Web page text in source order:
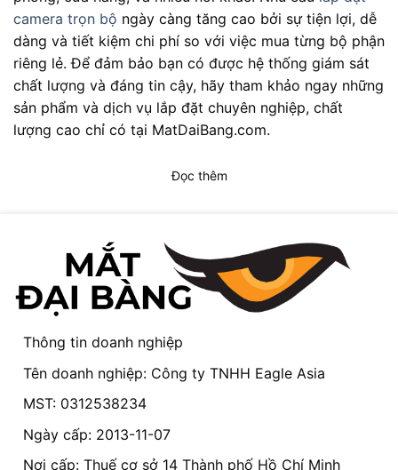
camera trọn bộ ngày càng tăng cao bởi sự tiện lợi, dễ
dàng và tiết kiệm chi phí so với việc mua từng bộ phận
riêng lẻ. Để đảm bảo bạn có được hệ thống giám sát
chất lượng và đáng tin cậy, hãy tham khảo ngay những
sản phẩm và dịch vụ lắp đặt chuyên nghiệp, chất
lượng cao chỉ có tại MatDaiBang.com.
Đọc thêm
Thông tin doanh nghiệp
Tên doanh nghiệp: Công ty TNHH Eagle Asia
MST: 0312538234
Ngày cấp: 2013-11-07
Nơi cấp: Thuế cơ sở 14 Thành phố Hồ Chí Minh